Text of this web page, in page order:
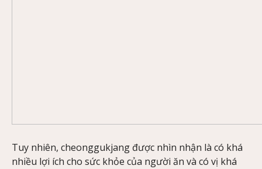
Tuy nhiên, cheonggukjang được nhìn nhận là có khá
nhiều lợi ích cho sức khỏe của người ăn và có vị khá